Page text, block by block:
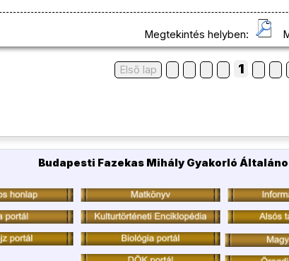
Megtekintés helyben:
Első lap 1
Budapesti Fazekas Mihály Gyakorló